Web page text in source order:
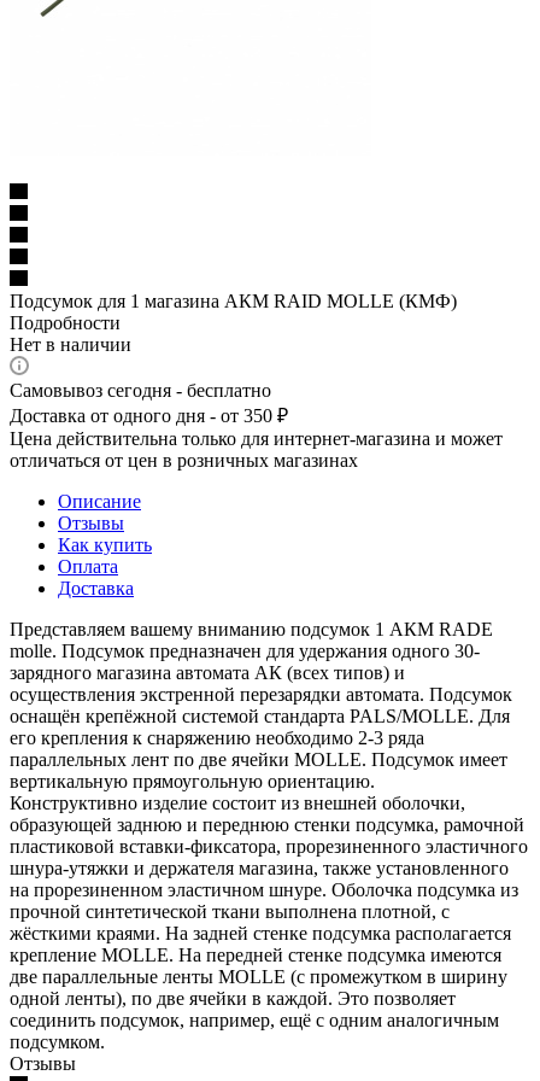
Подсумок для 1 магазина АКМ RAID MOLLE (КМФ)
Подробности
Нет в наличии
Самовывоз сегодня - бесплатно
Доставка от одного дня - от 350 ₽
Цена действительна только для интернет-магазина и может
отличаться от цен в розничных магазинах
Описание
Отзывы
Как купить
Оплата
Доставка
Представляем вашему вниманию подсумок 1 АКМ RADE
molle. Подсумок предназначен для удержания одного 30-
зарядного магазина автомата АК (всех типов) и
осуществления экстренной перезарядки автомата. Подсумок
оснащён крепёжной системой стандарта PALS/MOLLE. Для
его крепления к снаряжению необходимо 2-3 ряда
параллельных лент по две ячейки MOLLE. Подсумок имеет
вертикальную прямоугольную ориентацию.
Конструктивно изделие состоит из внешней оболочки,
образующей заднюю и переднюю стенки подсумка, рамочной
пластиковой вставки-фиксатора, прорезиненного эластичного
шнура-утяжки и держателя магазина, также установленного
на прорезиненном эластичном шнуре. Оболочка подсумка из
прочной синтетической ткани выполнена плотной, с
жёсткими краями. На задней стенке подсумка располагается
крепление MOLLE. На передней стенке подсумка имеются
две параллельные ленты MOLLE (с промежутком в ширину
одной ленты), по две ячейки в каждой. Это позволяет
соединить подсумок, например, ещё с одним аналогичным
подсумком.
Отзывы